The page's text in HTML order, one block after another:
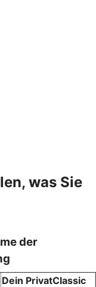
was Sie
der
Dein PrivatClassic